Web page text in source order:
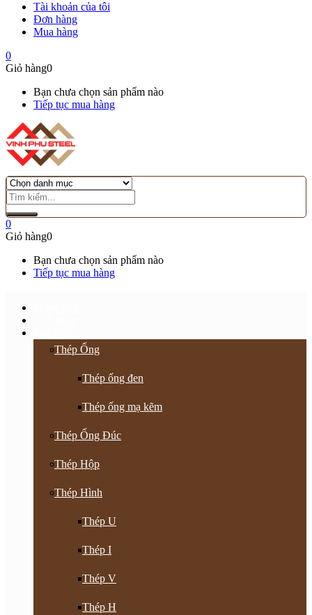
Tài khoản của tôi
Đơn hàng
Mua hàng
0
Giỏ hàng0
Bạn chưa chọn sản phẩm nào
Tiếp tục mua hàng
0
Giỏ hàng0
Bạn chưa chọn sản phẩm nào
Tiếp tục mua hàng
Thép Ống
Thép ống đen
Thép ống mạ kẽm
Thép Ống Đúc
Thép Hộp
Thép Hình
Thép U
Thép I
Thép V
Thép H